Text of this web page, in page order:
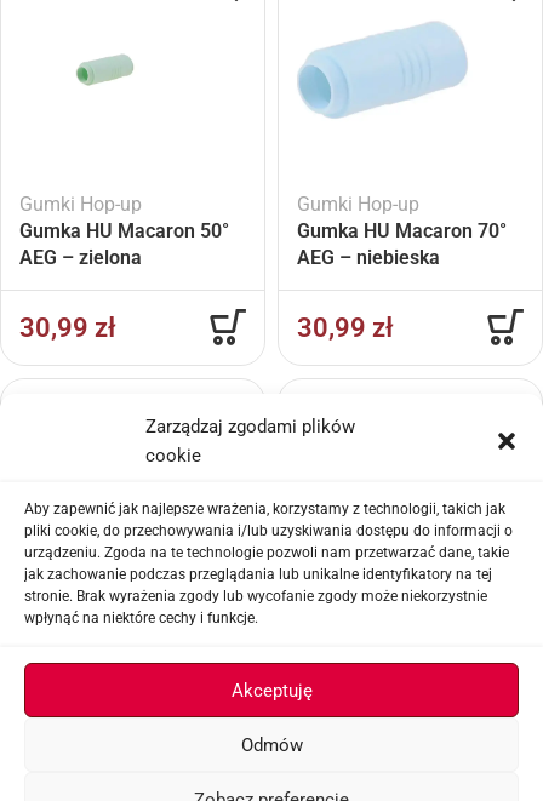
Zarządzaj zgodami plików
cookie
Aby zapewnić jak najlepsze wrażenia, korzystamy z technologii, takich jak
pliki cookie, do przechowywania i/lub uzyskiwania dostępu do informacji o
urządzeniu. Zgoda na te technologie pozwoli nam przetwarzać dane, takie
jak zachowanie podczas przeglądania lub unikalne identyfikatory na tej
stronie. Brak wyrażenia zgody lub wycofanie zgody może niekorzystnie
wpłynąć na niektóre cechy i funkcje.
Akceptuję
Odmów
Gumki Hop-up
Gumka HU Macaron 50°
AEG – zielona
30,99 zł
Gumki Hop-up
Gumka HU Macaron 70°
AEG – niebieska
30,99 zł
Akumulatory
Batteries 3 V
popychacza Gear Dealyer
G2